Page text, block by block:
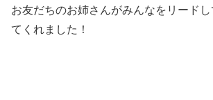
お友だちのお姉さんがみんなをリード
てくれました！